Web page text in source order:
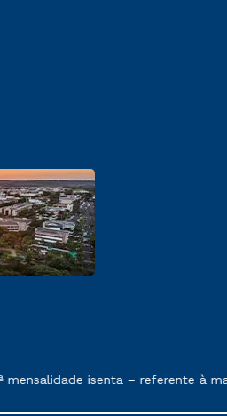
conforme exposto no
isenta – referente à